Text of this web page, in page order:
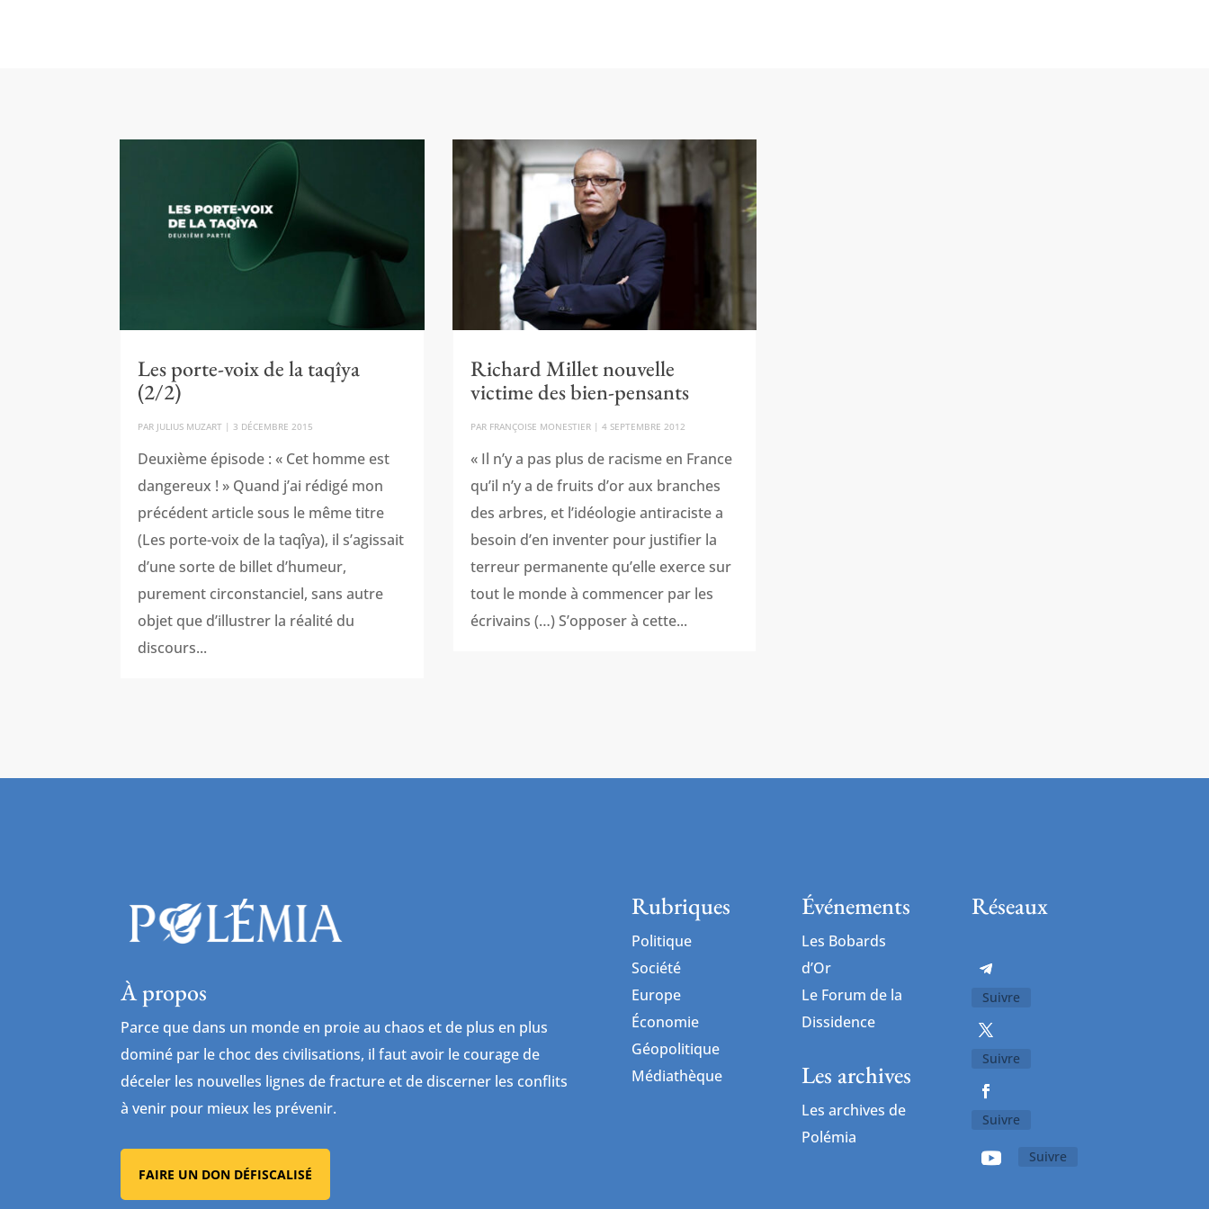
Les porte-voix de la taqîya
(2/2)
PAR JULIUS MUZART |3 DÉCEMBRE 2015
Deuxième épisode : « Cet homme est
dangereux ! » Quand j’ai rédigé mon
précédent article sous le même titre
(Les porte-voix de la taqîya), il s’agissait
d’une sorte de billet d’humeur,
purement circonstanciel, sans autre
objet que d’illustrer la réalité du
discours...
Richard Millet nouvelle
victime des bien-pensants
PAR FRANÇOISE MONESTIER| 4 SEPTEMBRE 2012
« Il n’y a pas plus de racisme en France
qu’il n’y a de fruits d’or aux branches
des arbres, et l’idéologie antiraciste a
besoin d’en inventer pour justifier la
terreur permanente qu’elle exerce sur
tout le monde à commencer par les
écrivains (…) S’opposer à cette...
À propos
Parce que dans un monde en proie au chaos et de plus en plus
dominé par le choc des civilisations, il faut avoir le courage de
déceler les nouvelles lignes de fracture et de discerner les conflits
à venir pour mieux les prévenir.
FAIRE UN DON DÉFISCALISÉ
Rubriques
Politique
Société
Europe
Économie
Géopolitique
Médiathèque
Événements
Les Bobards
d’Or
Le Forum de la
Dissidence
Les archives
Les archives de
Polémia
Réseaux
Suivre
Suivre
Suivre
Suivre